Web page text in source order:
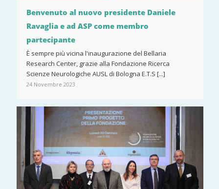
Benvenuto al nuovo presidente Daniele
Ravaglia e ad ASP come membro
partecipante
È sempre più vicina l'inaugurazione del Bellaria
Research Center, grazie alla Fondazione Ricerca
Scienze Neurologiche AUSL di Bologna E.T.S [...]
24 Novembre 2023